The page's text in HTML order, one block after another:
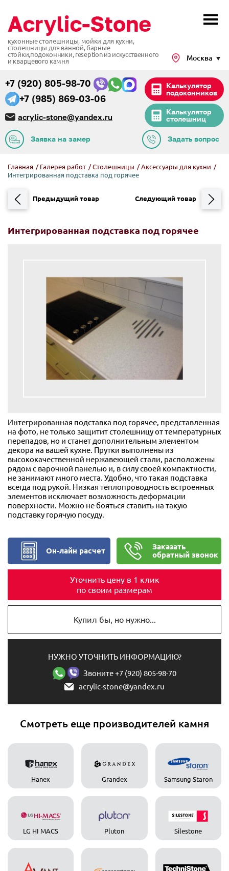
кухонные столешницы, мойки для кухни,
столешницы для ванной, барные
стойки,подоконники, reseption из искусственного
и кварцевого камня
+7 (985) 869-03-06
+7 (920) 805-98-70
acrylic-stone@yandex.ru
Калькулятор
столешниц
Калькулятор
подоконников
Москва
Задать вопрос
Заявка на замер
Главная / Галерея работ /Столешницы / Аксессуары для кухни /
Интегрированная подставка под горячее
Интегрированная подставка под горячее
Интегрированная подставка под горячее, представленная
на фото, не только защитит столешницу от температурных
перепадов, но и станет дополнительным элементом
декора на вашей кухне. Прутки выполнены из
высококачественной нержавеющей стали, расположены
рядом с варочной панелью и, в силу своей компактности,
не занимают много места. Удобно, что такая подставка
всегда под рукой. Низкая теплопроводность встроенных
элементов исключает возможность деформации
поверхности. Можно не бояться ставить на такую
подставку горячую посуду.
Он-лайн расчет
Заказать
обратный звонок
Уточнить цену в 1 клик
по своим размерам
Купил бы, но нужно...
НУЖНО УТОЧНИТЬ ИНФОРМАЦИЮ?
Звоните +7 (920) 805-98-70
acrylic-stone@yandex.ru
Смотреть еще производителей камня
Hanex Grandex Samsung Staron
LG HI MACS Pluton Silestone